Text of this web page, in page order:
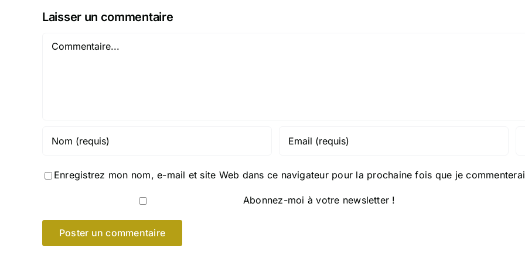
Laisser un commentaire
Commentaire
Enregistrez mon nom, e-mail et site Web dans ce navigateur pour la prochaine fois que je
Abonnez-moi à votre newsletter !